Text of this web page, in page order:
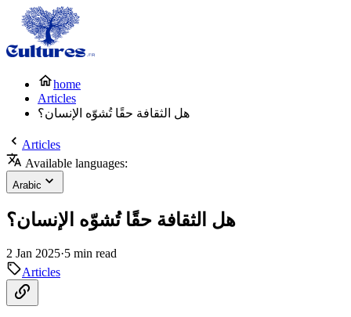
home
Articles
هل الثقافة حقًا تُشوّه الإنسان؟
Articles
Available languages:
Arabic
هل الثقافة حقًا تُشوّه الإنسان؟
2 Jan 2025·5 min read
Articles